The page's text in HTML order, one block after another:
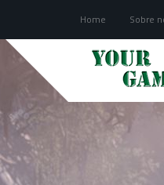
Home Sobre